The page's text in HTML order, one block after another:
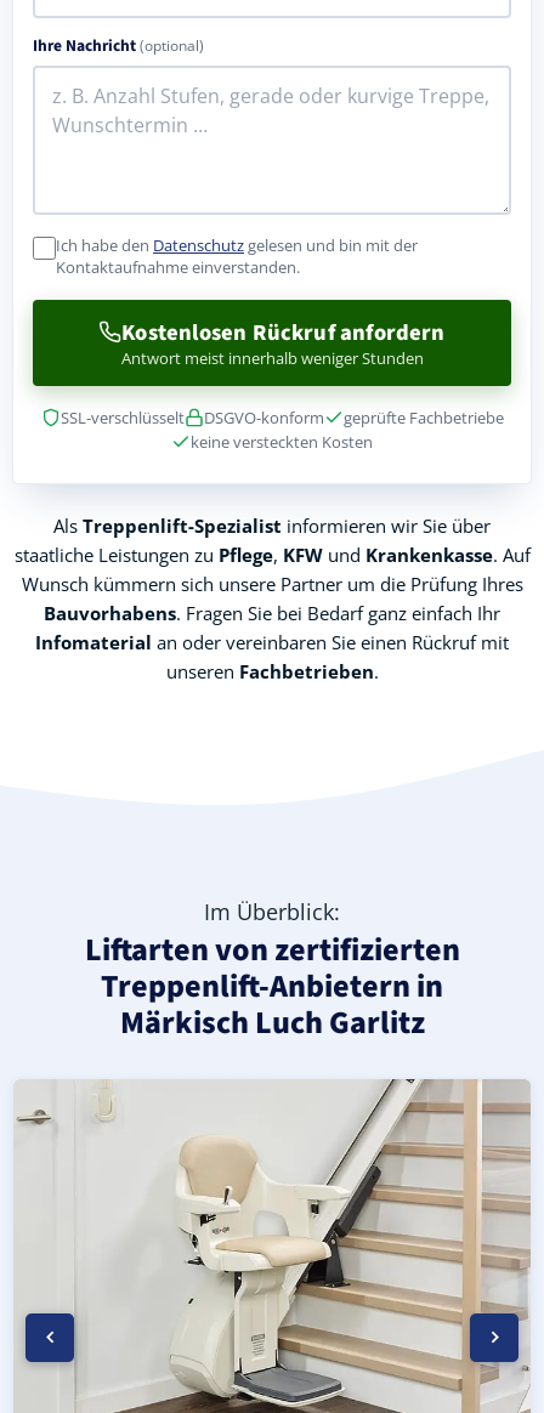
Ihre Nachricht(optional)
Ich habe den Datenschutzgelesen und bin mit der
Kontaktaufnahme einverstanden.
Kostenlosen Rückruf anfordern
Antwort meist innerhalb weniger Stunden
SSL-verschlüsselt DSGVO-konform
geprüfte Fachbetriebe
keine versteckten Kosten
Als Treppenlift-Spezialist informieren wir Sie über
staatliche Leistungen zu Pflege, KFWund Krankenkasse. Auf
Wunsch kümmern sich unsere Partner um die Prüfung Ihres
Bauvorhabens. Fragen Sie bei Bedarf ganz einfach Ihr
Infomaterial an oder vereinbaren Sie einen Rückruf mit
unseren Fachbetrieben.
Im Überblick:
Liftarten von zertifizierten
Treppenlift-Anbietern in
Märkisch Luch Garlitz
Moderner gerader Treppenlift in Märkisch Luch
Geprüfter, gebrauchter Treppenlift für gerade
Neuer Treppenlift für gerade Treppen in Märkisch